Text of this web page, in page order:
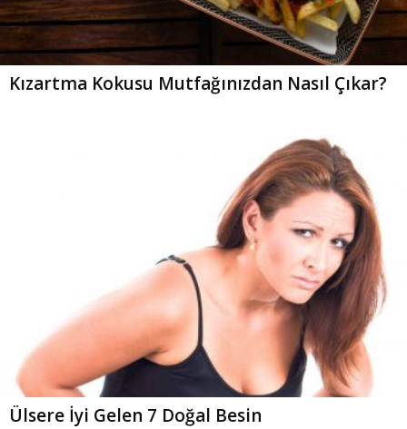
Kızartma Kokusu Mutfağınızdan Nasıl Çıkar?
Ülsere İyi Gelen 7 Doğal Besin